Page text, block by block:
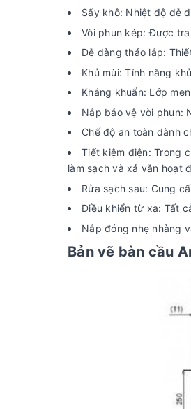
Sấy khô: Nhiệt độ dễ
Vòi phun kép: Được
Dễ dàng tháo lắp:
Khủ mùi: Tính năng
Kháng khuẩn: Lớp
Nắp bảo vệ vòi phun:
Chế độ an toàn dành
Tiết kiệm điện: Trong
làm sạch và xả vẫn hoạt
Rửa sạch sau: Cung
Điều khiển từ xa: Tất
Nắp đóng nhẹ nhàng
Bản vẽ bàn cầu